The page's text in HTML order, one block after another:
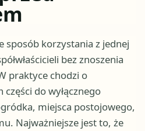
sposób korzystania z jednej
bez znoszenia
praktyce chodzi o
do wyłącznego
miejsca postojowego,
Najważniejsze jest to, że